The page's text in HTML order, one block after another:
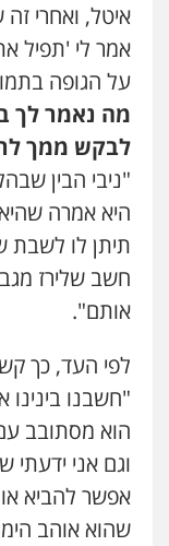
איטל, ואחרי
אמר לי 'תפיל
על הגופה
מה נאמר לך
לבקש ממך
"ניבי הבין
היא אמרה
תיתן לו לשבת
חשב שלירז
אותם".
לפי העד, כך
"חשבנו
הוא מסתובב
וגם אני ידעתי
אפשר להביא
שהוא אוהב